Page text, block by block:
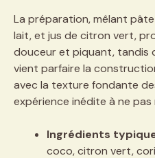
La préparation, mêlant
lait, et jus de citron vert,
douceur et piquant, tandis
vient parfaire la
avec la texture fondante
expérience inédite à ne pas
Ingrédients
coco, citron vert,